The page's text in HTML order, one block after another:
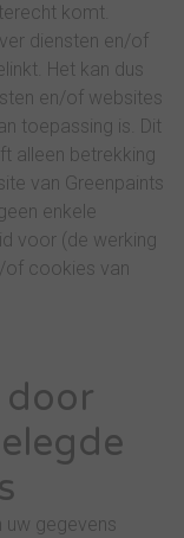
komt.
diensten en/of
Het kan dus
en/of websites
toepassing is. Dit
alleen betrekking
van Greenpaints
enkele
voor (de werking
of cookies van
door
uw gegevens